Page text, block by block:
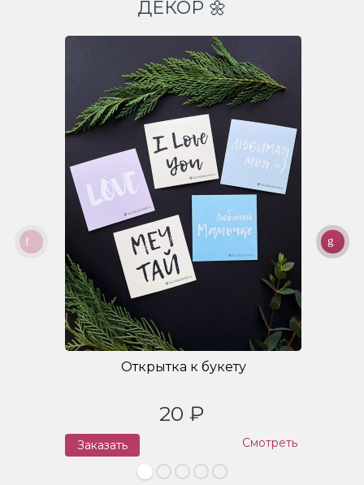
ДЕКОР 🌼
Открытка к букету
20 ₽
Заказать Смотреть